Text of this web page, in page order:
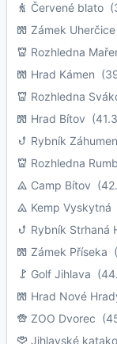
Červené blato
Zámek Uherčice
Rozhledna
Hrad Kámen
Rozhledna
Hrad Bítov
Rybník
Rozhledna
Camp Bítov
Kemp Vyskytná
Rybník Strhaná
Zámek Příseka
Golf Jihlava
Hrad Nové
ZOO Dvorec
Jihlavské